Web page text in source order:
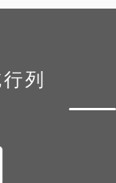
列